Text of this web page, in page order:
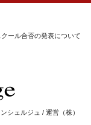
ール合否の発表について
シェルジュ / 運営（株）